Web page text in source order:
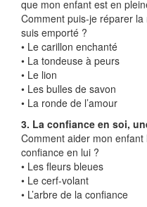
que mon enfant est en
Comment puis-je réparer
suis emporté ?
• Le carillon enchanté
• La tondeuse à peurs
• Le lion
• Les bulles de savon
• La ronde de l’amour
3. La confiance en soi,
Comment aider mon
confiance en lui ?
• Les fleurs bleues
• Le cerf-volant
• L’arbre de la confiance